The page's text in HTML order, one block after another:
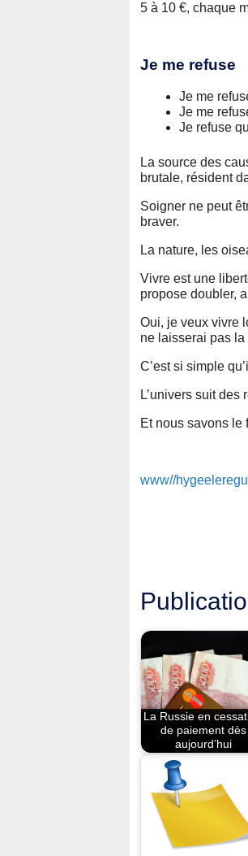
5 à 10 €, chaque
Je me refuse
Je me
Je me
Je refuse
La source des
brutale, résident
Soigner ne peut
braver.
La nature, les
Vivre est une
propose doubler,
Oui, je veux vivre
ne laisserai pas
C’est si simple
L’univers suit
Et nous savons le
www//
La Russie en
de paiement dès
aujourd’hui